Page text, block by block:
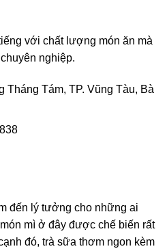
với chất lượng món ăn mà
nghiệp.
Tháng Tám, TP. Vũng Tàu, Bà
đến lý tưởng cho những ai
mì ở đây được chế biến rất
đó, trà sữa thơm ngon kèm